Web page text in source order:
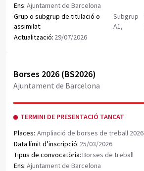
Ens:Ajuntament de Barcelona
Grup o subgrup de titulació o
assimilat:
Subgrup
A1,
Actualització: 29/07/2026
Obrir document PDF
Borses 2026 (BS2026)
Ajuntament de Barcelona
TERMINI DE PRESENTACIÓ TANCAT
Places: Ampliació de borses de treball 2026
Data límit d’inscripció: 25/03/2026
Tipus de convocatòria:Borses de treball
Ens:Ajuntament de Barcelona